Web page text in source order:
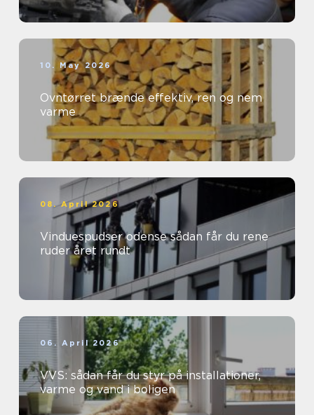
10. May 2026
Ovntørret brænde effektiv, ren og nem
varme
08. April 2026
Vinduespudser odense sådan får du rene
ruder året rundt
06. April 2026
VVS: sådan får du styr på installationer,
varme og vand i boligen